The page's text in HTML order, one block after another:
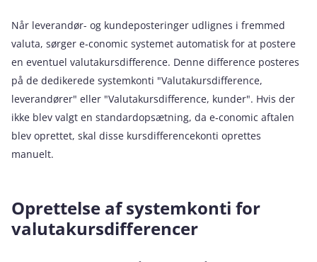
Når leverandør- og kundeposteringer udlignes i fremmed
valuta, sørger e‑conomic systemet automatisk for at postere
en eventuel valutakursdifference. Denne difference posteres
på de dedikerede systemkonti "Valutakursdifference,
leverandører" eller "Valutakursdifference, kunder". Hvis der
ikke blev valgt en standardopsætning, da e‑conomic aftalen
blev oprettet, skal disse kursdifferencekonti oprettes
manuelt.
Oprettelse af systemkonti for
valutakursdifferencer